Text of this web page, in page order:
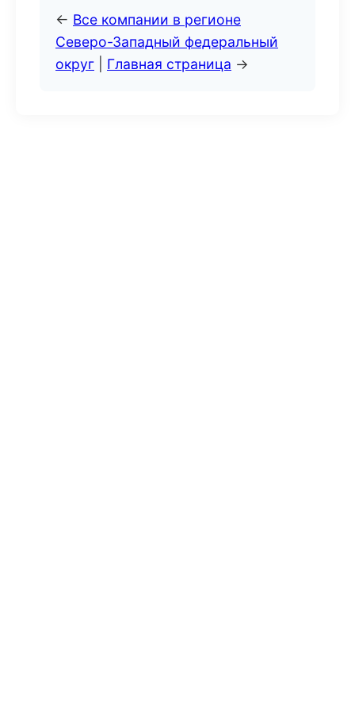
← Все компании в регионе
Северо-Западный федеральный
округ
Главная страница →